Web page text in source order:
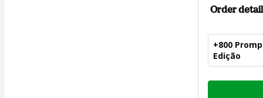
Order
+800
Edição
Total